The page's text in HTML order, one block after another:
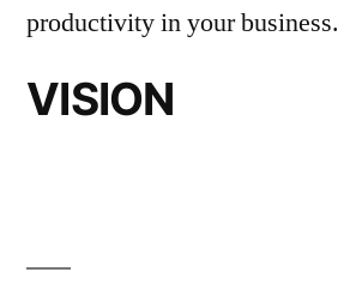
productivity in your business.
VISION